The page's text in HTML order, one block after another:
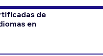
de
en